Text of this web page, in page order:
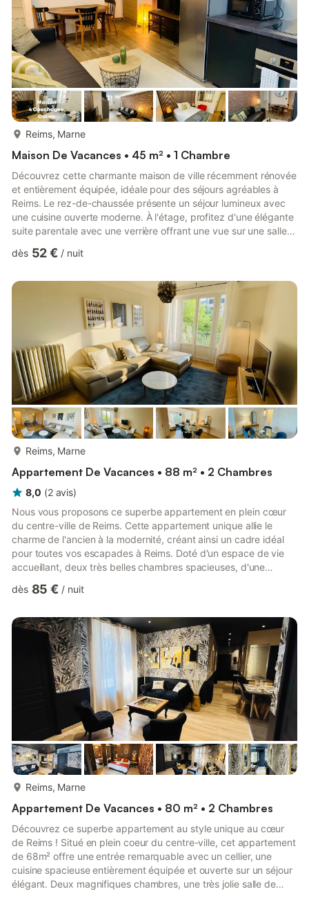
Reims, Marne
Maison De Vacances • 45 m² • 1 Chambre
Découvrez cette charmante maison de ville récemment rénovée
et entièrement équipée, idéale pour des séjours agréables à
Reims. Le rez-de-chaussée présente un séjour lumineux avec
une cuisine ouverte moderne. À l'étage, profitez d'une élégante
suite parentale avec une verrière offrant une vue sur une salle
un confort moderne en plein cœur de Reims. Idéal pour un court
récemment rénovée et entièrement équipée à Reims, offrant un
espace propice à des moments agréables. Le rez-de-c...
dès 52 € / nuit
Reims, Marne
Appartement De Vacances • 88 m² • 2 Chambres
8,0 (2 avis)
Nous vous proposons ce superbe appartement en plein cœur
du centre-ville de Reims. Cette appartement unique allie le
charme de l'ancien à la modernité, créant ainsi un cadre idéal
pour toutes vos escapades à Reims. Doté d'un espace de vie
accueillant, deux très belles chambres spacieuses, d'une
dressing. Réservez dès maintenant pour vivre une expérience
emplacement privilégié. Bienvenue dans ce splendide
appartement niché au cœur du centre-ville de Reims, où le
charme de l'a...
dès 85 € / nuit
Reims, Marne
Appartement De Vacances • 80 m² • 2 Chambres
Découvrez ce superbe appartement au style unique au cœur
de Reims ! Situé en plein coeur du centre-ville, cet appartement
de 68m² offre une entrée remarquable avec un cellier, une
cuisine spacieuse entièrement équipée et ouverte sur un séjour
élégant. Deux magnifiques chambres, une très jolie salle de